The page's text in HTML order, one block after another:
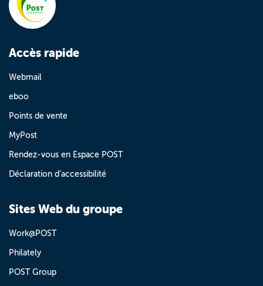
Accès rapide
Webmail
eboo
Points de vente
MyPost
Rendez-vous en Espace POST
Déclaration d’accessibilité
Sites Web du groupe
Work@POST
Philately
POST Group